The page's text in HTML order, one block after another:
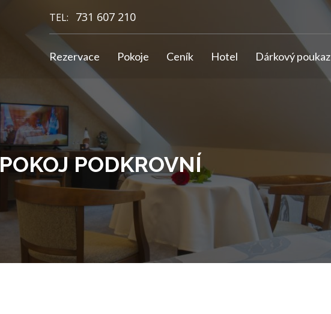
TEL: 731 607 210
Rezervace Pokoje Ceník Hotel Dárkový poukaz
POKOJ PODKROVNÍ